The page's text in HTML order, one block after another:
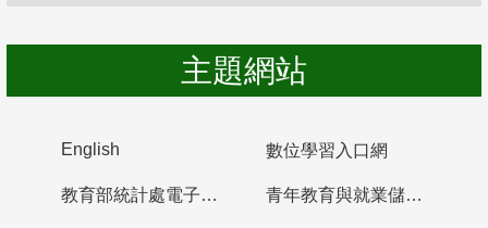
主題網站
English 數位學習入口網
教育部統計處電子書櫃 青年教育與就業儲蓄帳戶